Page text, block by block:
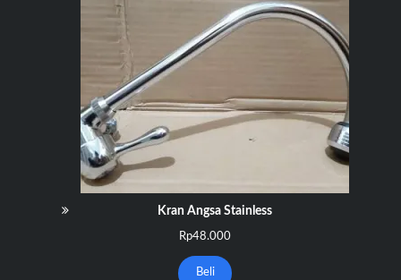
Kran Angsa Stainless
Rp48.000
Beli